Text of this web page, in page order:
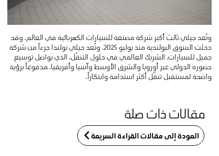
وتُعد جيلي ثالث أكبر شركة مصنعة للسيارات الكهربائية في العالم، وقد
دخلت السوق البولندية منذ يوليو 2025. وتُعد جيلي بولندا جزءاً من شركة
جميل للسيارات، الشريك العالمي في حلول التنقّل، الذي يواصل توسيع
حضوره الدولي عبر أوروبا والشرق الأوسط وآسيا وأفريقيا، مدفوعاً برؤية
واضحة لمستقبل تنقّل أكثر استدامة وابتكاراً.
مقالات ذات صلة
العودة إلى مقالات القراءة السريعة